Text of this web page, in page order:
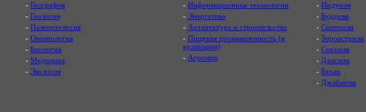
- География
- Геология
- Палеонтология
- Океанология
- Биология
- Медицина
- Экология
- Информационные технологии
- Энергетика
- Архитектура и строительство
- Пищевая промышленность (и
кулинария)
- Агромир
-Индуизм
-Буддизм
-Синтоизм
-Зороастризм
-Сикхизм
- Даосизм
-Бахаи
- Джайнизм